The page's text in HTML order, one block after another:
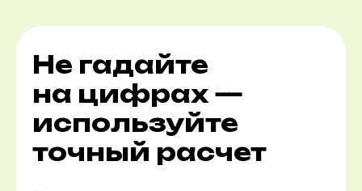
Не гадайте
на цифрах —
используйте
точный расчет